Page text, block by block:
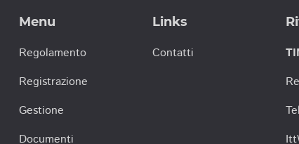
Menu
Regolamento
Registrazione
Gestione
Documenti
Links
Contatti